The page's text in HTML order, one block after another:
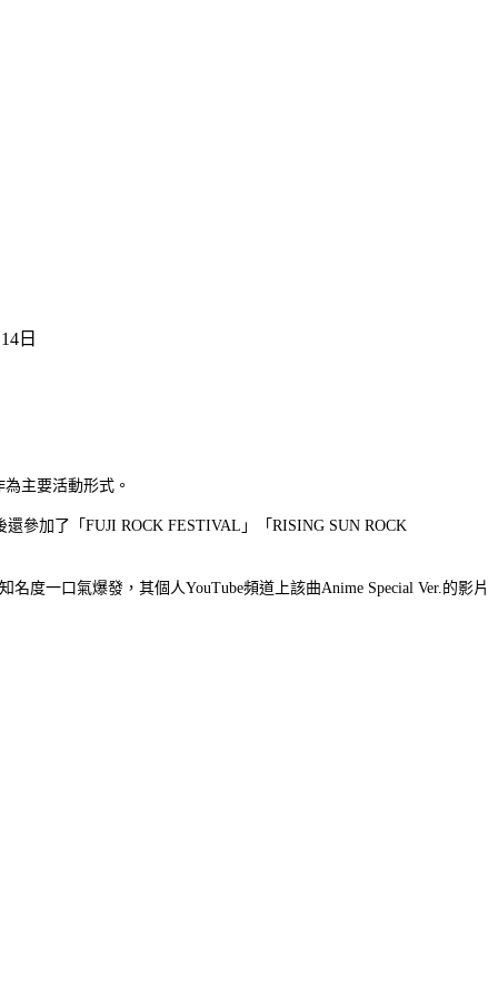
日
主要活動形式。
參加了「FUJI ROCK FESTIVAL」「RISING SUN ROCK
度一口氣爆發，其個人YouTube頻道上該曲Anime Special Ver.的影片